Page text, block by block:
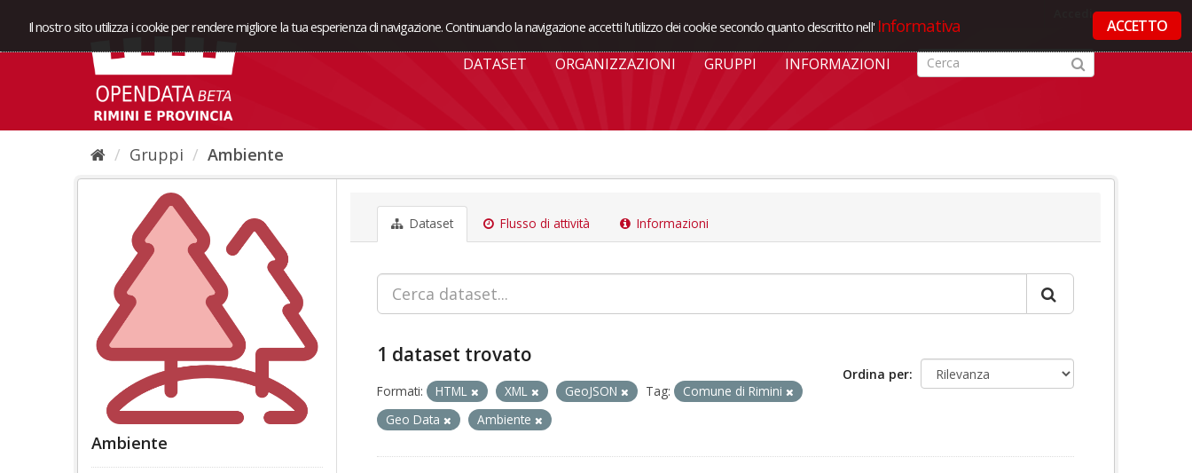
Il nostro sito utilizza i cookie per rendere migliore la tua esperienza di navigazione. Continuando la navigazione accetti l'utilizzo dei cookie secondo quanto descritto nell' Informativa ACCETTO
DATASET ORGANIZZAZIONI GRUPPI INFORMAZIONI
Gruppi Ambiente
Ambiente
Dataset Flusso di attività Informazioni
Ordina per
1 dataset trovato
Formati: HTML XML GeoJSON Tag:
Comune di Rimini
Geo Data
Ambiente